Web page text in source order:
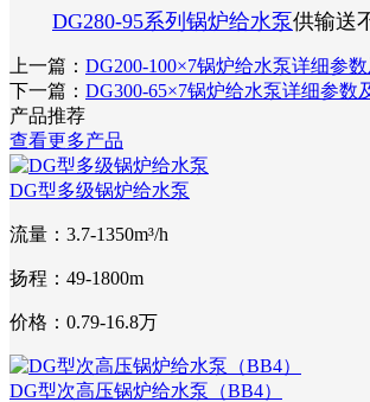
DG280-95系列锅炉给水泵供输送
上一篇： DG200-100×7锅炉给水泵详细参
下一篇： DG300-65×7锅炉给水泵详细参数
产品推荐
查看更多产品
DG型多级锅炉给水泵
流量：3.7-1350m³/h
扬程：49-1800m
价格：0.79-16.8万
DG型次高压锅炉给水泵（BB4）